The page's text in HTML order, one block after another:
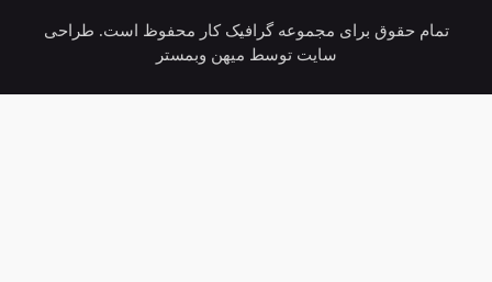
تمام حقوق برای مجموعه گرافیک کار محفوظ است. طراحی
سایت توسط میهن وبمستر